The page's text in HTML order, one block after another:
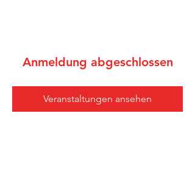
Anmeldung abgeschlossen
Veranstaltungen ansehen